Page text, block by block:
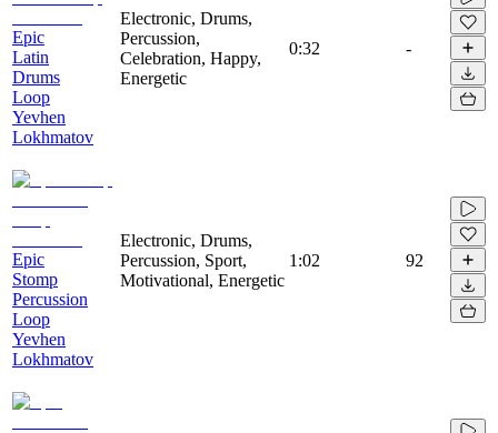
Epic
Latin
Drums
Loop
Yevhen
Lokhmatov
Electronic, Drums,
Percussion,
Celebration, Happy,
Energetic
0:32 -
Epic
Stomp
Percussion
Loop
Yevhen
Lokhmatov
Electronic, Drums,
Percussion, Sport,
Motivational, Energetic
1:02 92